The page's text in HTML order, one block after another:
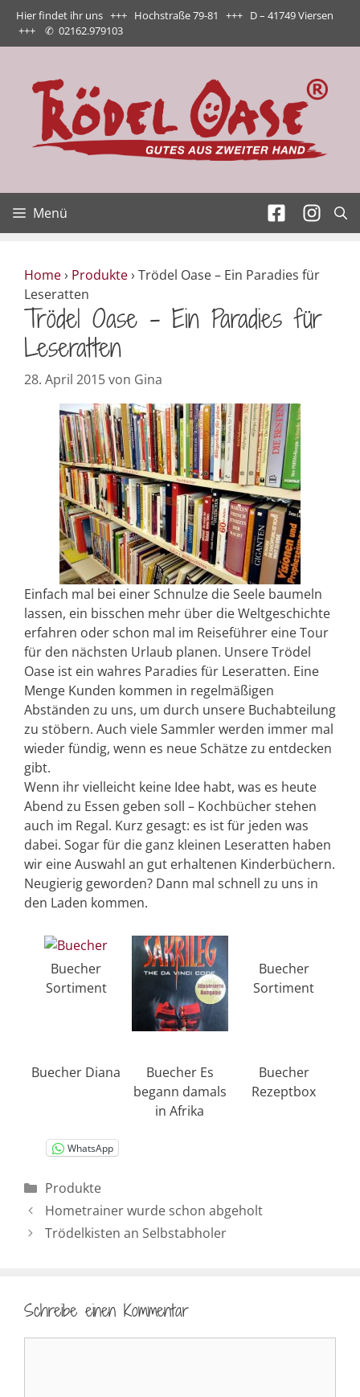
Zum
Inhalt
springen
Hier findet ihr uns +++ Hochstraße 79-81 +++ D – 41749 Viersen
+++ ✆ 02162.979103
Menü
Home› Produkte› Trödel Oase – Ein Paradies für
Leseratten
Trödel Oase – Ein Paradies für
Leseratten
28. April 2015von Gina
Einfach mal bei einer Schnulze die Seele baumeln
lassen, ein bisschen mehr über die Weltgeschichte
erfahren oder schon mal im Reiseführer eine Tour
für den nächsten Urlaub planen. Unsere Trödel
Oase ist ein wahres Paradies für Leseratten. Eine
Menge Kunden kommen in regelmäßigen
Abständen zu uns, um durch unsere Buchabteilung
zu stöbern. Auch viele Sammler werden immer mal
wieder fündig, wenn es neue Schätze zu entdecken
gibt.
Wenn ihr vielleicht keine Idee habt, was es heute
Abend zu Essen geben soll – Kochbücher stehen
auch im Regal. Kurz gesagt: es ist für jeden was
dabei. Sogar für die ganz kleinen Leseratten haben
wir eine Auswahl an gut erhaltenen Kinderbüchern.
Neugierig geworden? Dann mal schnell zu uns in
den Laden kommen.
Buecher
Sortiment
Buecher
Sortiment
Buecher Diana
Buecher Es
begann damals
in Afrika
Buecher
Rezeptbox
WhatsApp
Kategorien
Produkte
Hometrainer wurde schon abgeholt
Trödelkisten an Selbstabholer
Schreibe einen Kommentar